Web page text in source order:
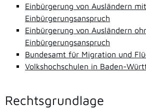
Einbürgerung von Ausländern mit
Einbürgerungsanspruch
Einbürgerung von Ausländern
Einbürgerungsanspruch
Bundesamt für Migration und
Volkshochschulen in Baden-
Rechtsgrundlage